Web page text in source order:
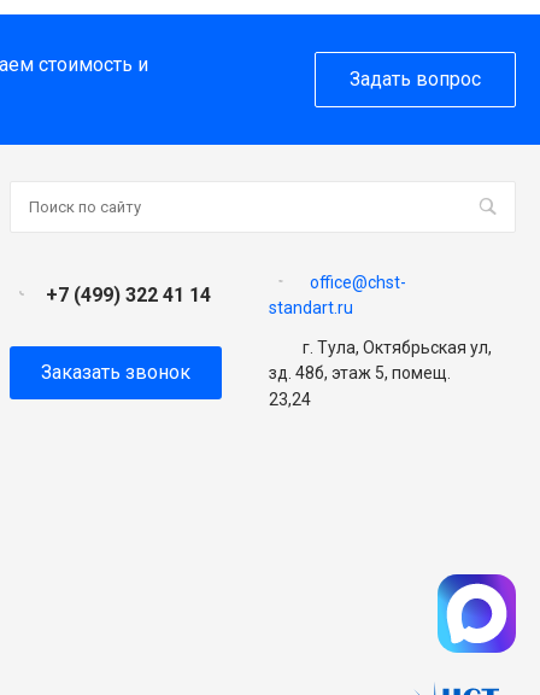
стоимость и
Задать вопрос
+7 (499) 322 41 14
office@chst-
standart.ru
Заказать звонок
г. Тула, Октябрьская ул,
зд. 48б, этаж 5, помещ.
23,24